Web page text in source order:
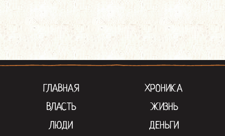
ГЛАВНАЯ
ХРОНИКА
ВЛАСТЬ
ЖИЗНЬ
ЛЮДИ
ДЕНЬГИ